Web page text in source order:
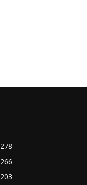
278
266
203